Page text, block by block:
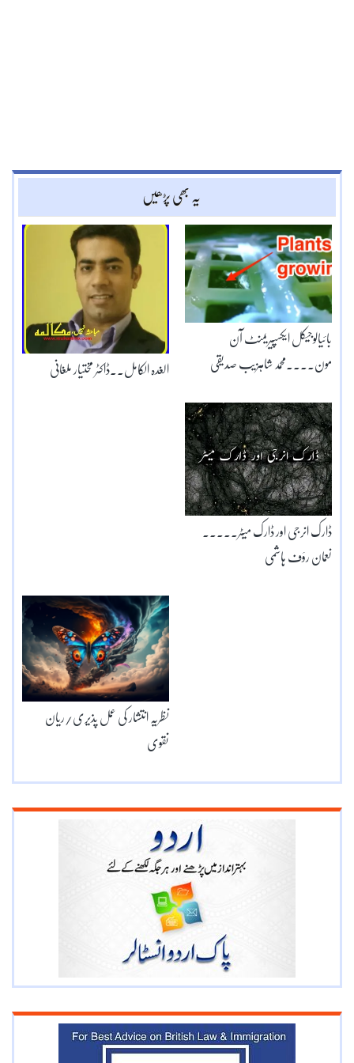
یہ بھی پڑھیں
الغدہ الکامل۔۔ڈاکٹر مختیار ملغانی
بائیالوجیکل ایکسپیریمنٹ آن
مون۔۔۔۔محمد شاہزیب صدیقی
ڈارک انرجی اور ڈارک میٹر۔۔۔۔۔
نعمان رؤف ہاشمی
نظریہ انتشار کی عمل پذیری/ریان
نقوی